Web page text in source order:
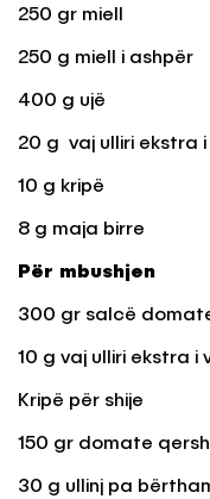
250 gr miell
250 g miell i ashpër
400 g ujë
20 g vaj ulliri ekstra i
10 g kripë
8 g maja birre
Për mbushjen
300 gr salcë
10 g vaj ulliri ekstra i
Kripë për shije
150 gr domate
30 g ullinj pa